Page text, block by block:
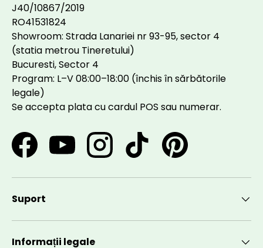
J40/10867/2019
RO41531824
Showroom: Strada Lanariei nr 93-95, sector 4
(statia metrou Tineretului)
Bucuresti, Sector 4
Program: L–V 08:00–18:00 (închis în sărbătorile
legale)
Se accepta plata cu cardul POS sau numerar.
FacebookYouTubeInstagramTikTok Pinterest
Suport
Informații legale